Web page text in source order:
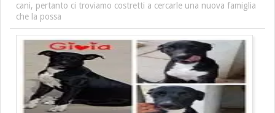
cani, pertanto ci troviamo costretti a cercarle una nuova famiglia
che la possa